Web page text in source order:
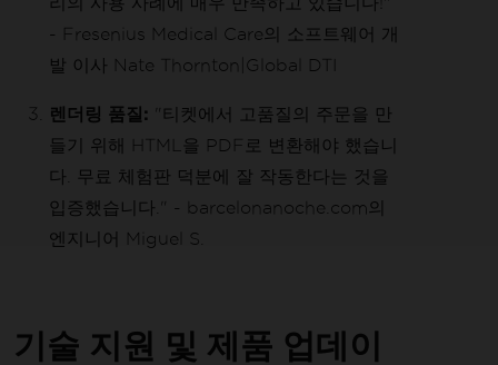
- Fresenius Medical Care의 소프트웨어 개
발 이사 Nate Thornton|Global DTI
렌더링 품질:
"티켓에서 고품질의 주문을 만
들기 위해 HTML을 PDF로 변환해야 했습니
다. 무료 체험판 덕분에 잘 작동한다는 것을
입증했습니다." - barcelonanoche.com의
엔지니어 Miguel S.
기술 지원 및 제품 업데이